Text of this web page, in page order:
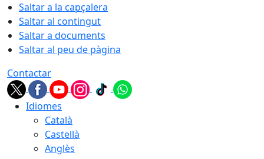
Saltar a la capçalera
Saltar al contingut
Saltar a documents
Saltar al peu de pàgina
Contactar
Idiomes
Català
Castellà
Anglès